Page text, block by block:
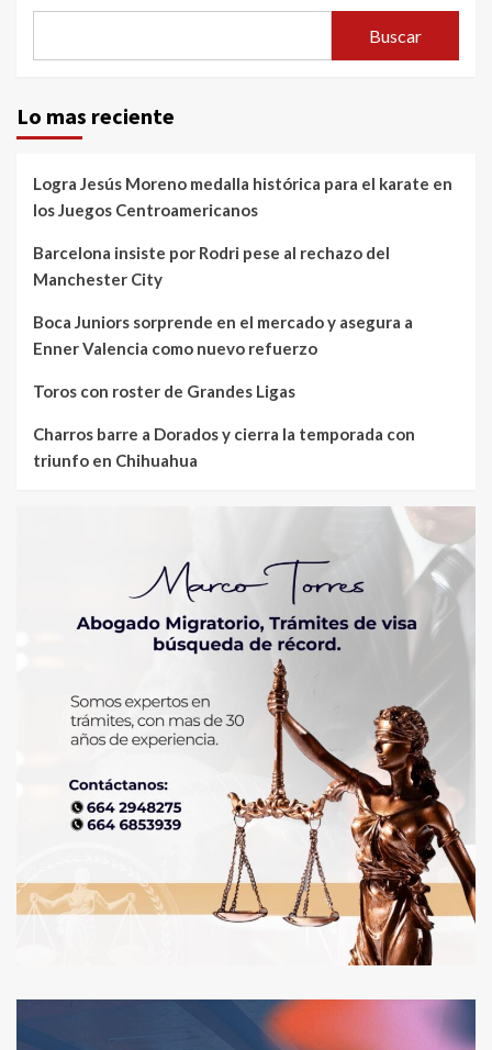
Buscar
Lo mas reciente
Logra Jesús Moreno medalla histórica para el karate en
los Juegos Centroamericanos
Barcelona insiste por Rodri pese al rechazo del
Manchester City
Boca Juniors sorprende en el mercado y asegura a
Enner Valencia como nuevo refuerzo
Toros con roster de Grandes Ligas
Charros barre a Dorados y cierra la temporada con
triunfo en Chihuahua